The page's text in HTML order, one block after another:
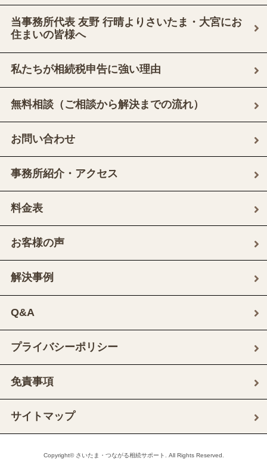
当事務所代表 友野 行晴よりさいたま・大宮にお
住まいの皆様へ
私たちが相続税申告に強い理由
無料相談（ご相談から解決までの流れ）
お問い合わせ
事務所紹介・アクセス
料金表
お客様の声
解決事例
Q&A
プライバシーポリシー
免責事項
サイトマップ
Copyright© さいたま・つながる相続サポート. All Rights Reserved.